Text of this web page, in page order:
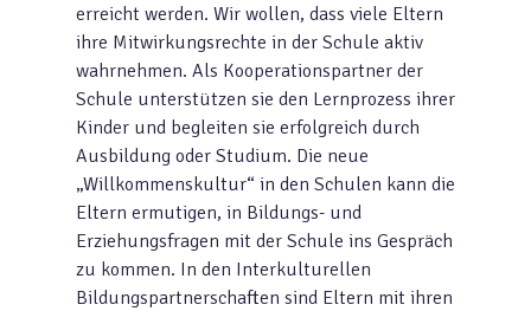
erreicht werden. Wir wollen, dass viele Eltern
ihre Mitwirkungsrechte in der Schule aktiv
wahrnehmen. Als Kooperationspartner der
Schule unterstützen sie den Lernprozess ihrer
Kinder und begleiten sie erfolgreich durch
Ausbildung oder Studium. Die neue
„Willkommenskultur“ in den Schulen kann die
Eltern ermutigen, in Bildungs- und
Erziehungsfragen mit der Schule ins Gespräch
zu kommen. In den Interkulturellen
Bildungspartnerschaften sind Eltern mit ihren